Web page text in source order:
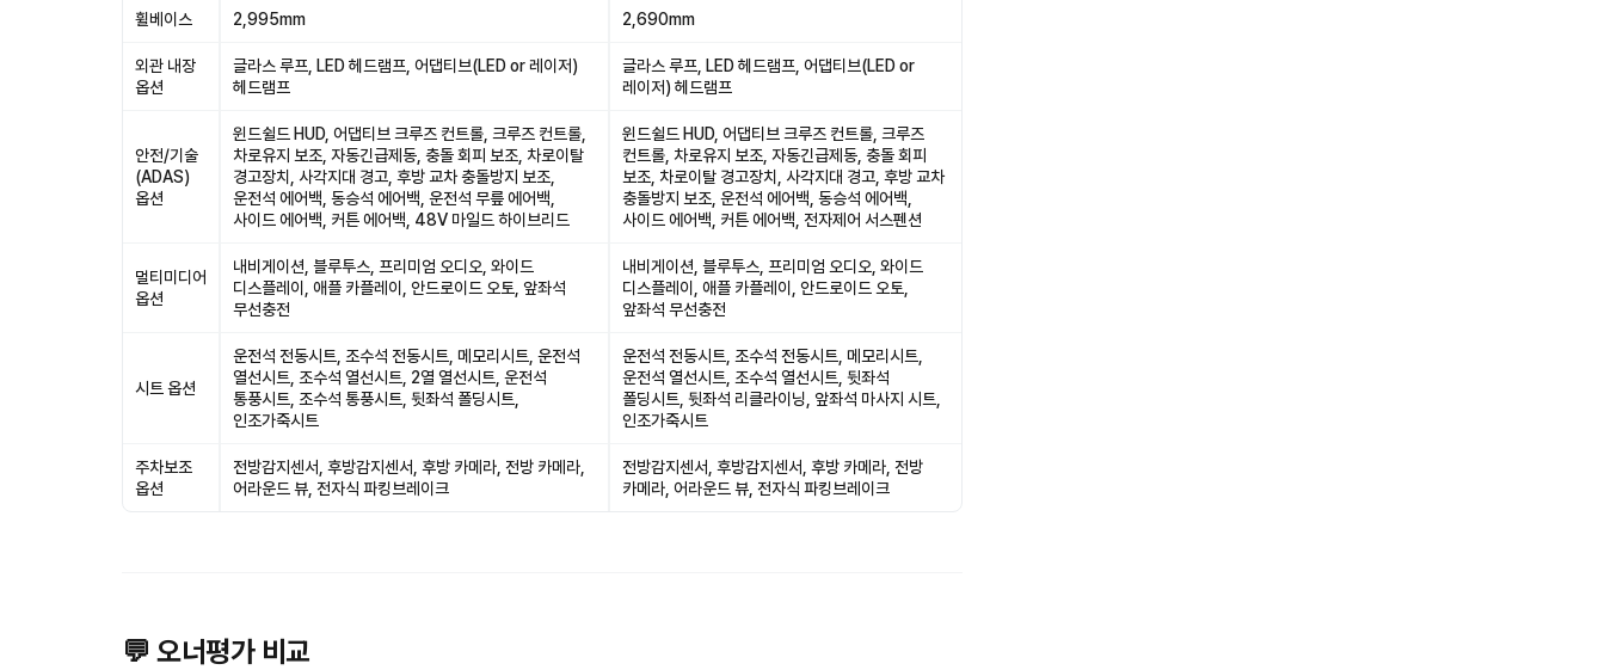
휠베이스 2,995mm 2,690mm
외관 내장
옵션
글라스 루프, LED 헤드램프, 어댑티브(LED or 레이저)
헤드램프
글라스 루프, LED 헤드램프, 어댑티브(LED or
레이저) 헤드램프
안전/기술
(ADAS)
옵션
윈드쉴드 HUD, 어댑티브 크루즈 컨트롤, 크루즈 컨트롤,
차로유지 보조, 자동긴급제동, 충돌 회피 보조, 차로이탈
경고장치, 사각지대 경고, 후방 교차 충돌방지 보조,
운전석 에어백, 동승석 에어백, 운전석 무릎 에어백,
사이드 에어백, 커튼 에어백, 48V 마일드 하이브리드
윈드쉴드 HUD, 어댑티브 크루즈 컨트롤, 크루즈
컨트롤, 차로유지 보조, 자동긴급제동, 충돌 회피
보조, 차로이탈 경고장치, 사각지대 경고, 후방 교차
충돌방지 보조, 운전석 에어백, 동승석 에어백,
사이드 에어백, 커튼 에어백, 전자제어 서스펜션
멀티미디어
옵션
내비게이션, 블루투스, 프리미엄 오디오, 와이드
디스플레이, 애플 카플레이, 안드로이드 오토, 앞좌석
무선충전
내비게이션, 블루투스, 프리미엄 오디오, 와이드
디스플레이, 애플 카플레이, 안드로이드 오토,
앞좌석 무선충전
시트 옵션
운전석 전동시트, 조수석 전동시트, 메모리시트, 운전석
열선시트, 조수석 열선시트, 2열 열선시트, 운전석
통풍시트, 조수석 통풍시트, 뒷좌석 폴딩시트,
인조가죽시트
운전석 전동시트, 조수석 전동시트, 메모리시트,
운전석 열선시트, 조수석 열선시트, 뒷좌석
폴딩시트, 뒷좌석 리클라이닝, 앞좌석 마사지 시트,
인조가죽시트
주차보조
옵션
전방감지센서, 후방감지센서, 후방 카메라, 전방 카메라,
어라운드 뷰, 전자식 파킹브레이크
전방감지센서, 후방감지센서, 후방 카메라, 전방
카메라, 어라운드 뷰, 전자식 파킹브레이크
💬 오너평가 비교